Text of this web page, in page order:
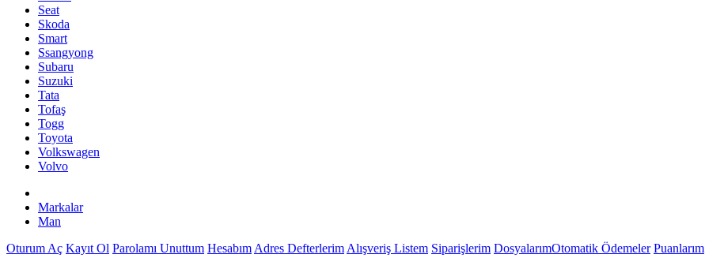
Seat
Skoda
Smart
Ssangyong
Subaru
Suzuki
Tata
Tofaş
Togg
Toyota
Volkswagen
Volvo
Markalar
Man
Oturum Aç Kayıt Ol Parolamı Unuttum Hesabım Adres Defterlerim Alışveriş Listem Siparişlerim DosyalarımOtomatik Ödemeler Puanlarım